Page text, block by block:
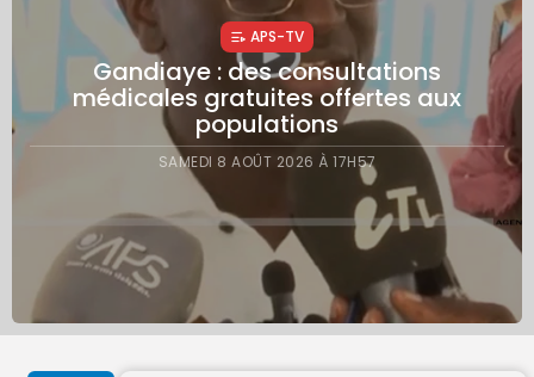
Search
Button
FR
APS-TV
Littérature : le CLAS réunit poètes et
chercheurs à Dakar autour de la poésie
arabe
SAMEDI 8 AOÛT 2026 À 17H17